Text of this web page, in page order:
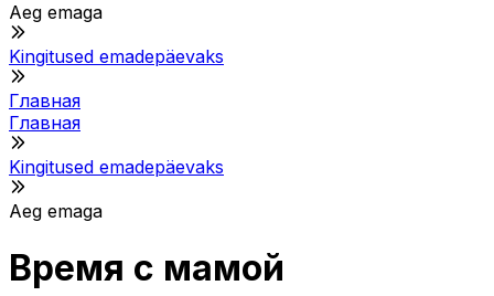
Aeg emaga
Kingitused emadepäevaks
Главная
Главная
Kingitused emadepäevaks
Aeg emaga
Время с мамой